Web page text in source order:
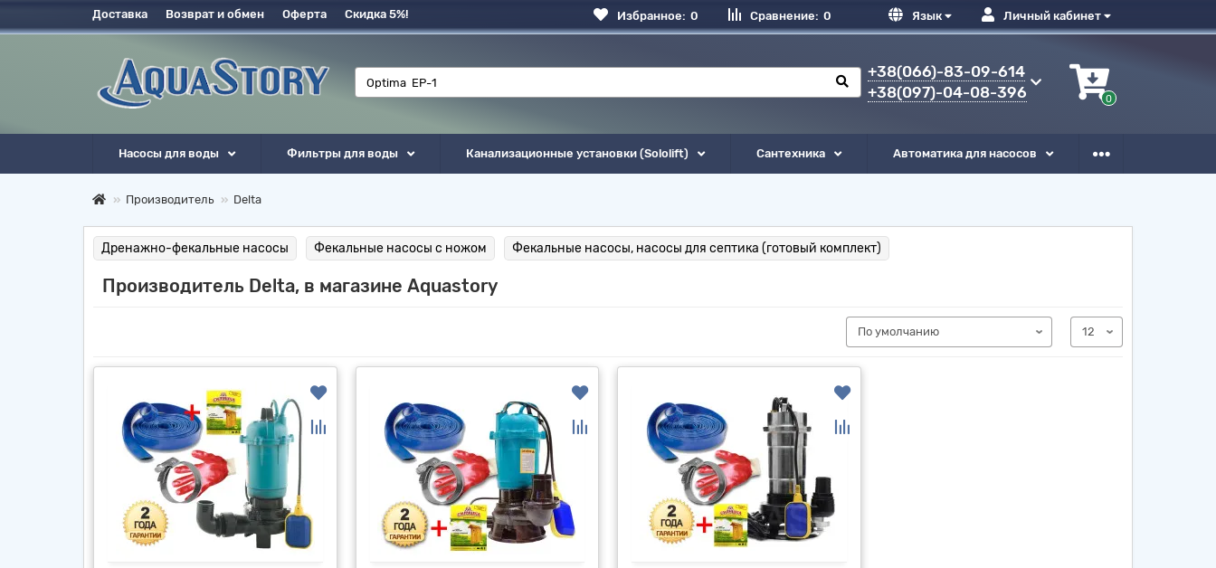
Личный кабинет
Язык
Сравнение: 0
Избранное: 0
Доставка Возврат и обмен Оферта Скидка 5%!
+38(066)-83-09-614
+38(097)-04-08-396
0
Насосы для воды Фильтры для воды Канализационные установки (Sololift) Сантехника Автоматика для насосов
Производитель Delta
Дренажно-фекальные насосы Фекальные насосы с ножом Фекальные насосы, насосы для септика (готовый комплект)
Производитель Delta, в магазине Aquastory